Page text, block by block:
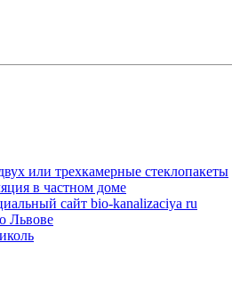
или трехкамерные стеклопакеты
в частном доме
сайт bio-kanalizaciya ru
Львове